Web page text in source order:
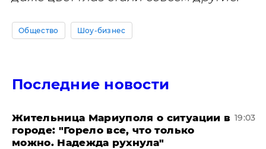
Общество Шоу-бизнес
Последние новости
Жительница Мариуполя о ситуации в
городе: "Горело все, что только
можно. Надежда рухнула"
19:03